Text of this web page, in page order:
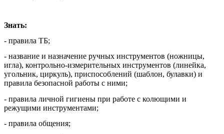
Знать:
- правила ТБ;
- название и назначение ручных инструментов (ножницы,
игла), контрольно-измерительных инструментов (линейка,
угольник, циркуль), приспособлений (шаблон, булавки) и
правила безопасной работы с ними;
- правила личной гигиены при работе с колющими и
режущими инструментами;
- правила общения;